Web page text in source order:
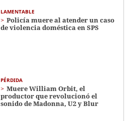
LAMENTABLE
Policía muere al atender un caso
de violencia doméstica en SPS
PÉRDIDA
Muere William Orbit, el
productor que revolucionó el
sonido de Madonna, U2 y Blur